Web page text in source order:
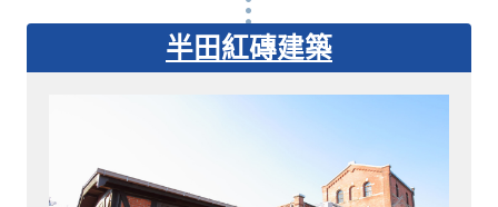
半田紅磚建築